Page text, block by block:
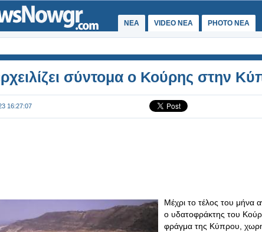
ΝΕΑ VIDEO NEA PHOTO NEA
σύντομα ο Κούρης στην
16:27:07
Μέχρι το τέλος του μήνα
ο υδατοφράκτης του
φράγμα της Κύπρου,